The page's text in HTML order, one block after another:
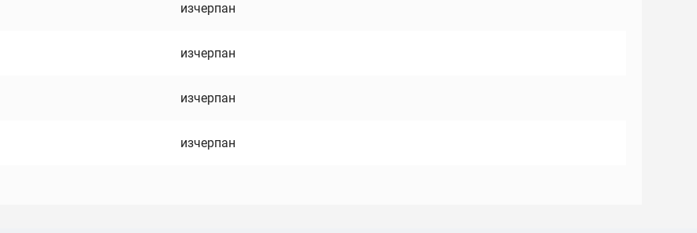
изчерпан
изчерпан
изчерпан
изчерпан